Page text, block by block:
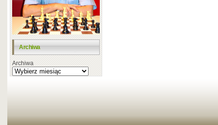
Archiwa
Archiwa